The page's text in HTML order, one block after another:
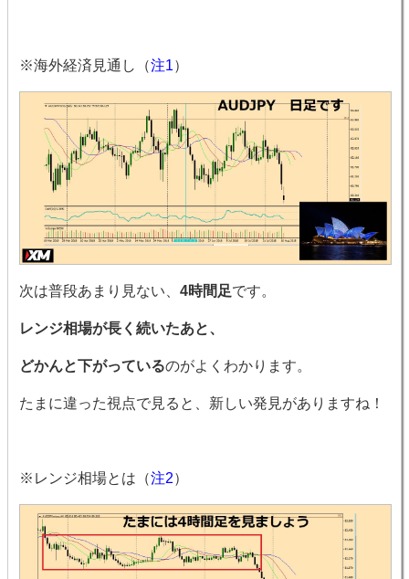
※海外経済見通し（注1）
次は普段あまり見ない、 4時間足です。
レンジ相場が長く続いたあと、
どかんと下がっているのがよくわかります。
たまに違った視点で見ると、新しい発見がありますね！
※レンジ相場とは（注2）